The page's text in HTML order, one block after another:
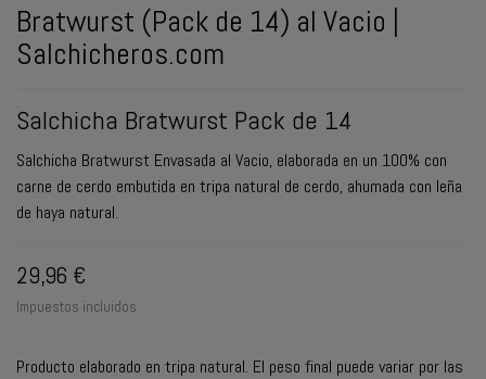
Bratwurst (Pack de 14) al Vacio |
Salchicheros.com
Salchicha Bratwurst Pack de 14
Salchicha Bratwurst Envasada al Vacio, elaborada en un 100% con
carne de cerdo embutida en tripa natural de cerdo, ahumada con leña
de haya natural.
29,96 €
Impuestos incluidos
Producto elaborado en tripa natural. El peso final puede variar por las